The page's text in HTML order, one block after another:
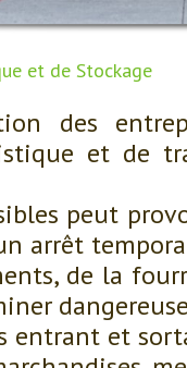
et de Stockage
des
et de
peut
arrêt
de la
entrant et